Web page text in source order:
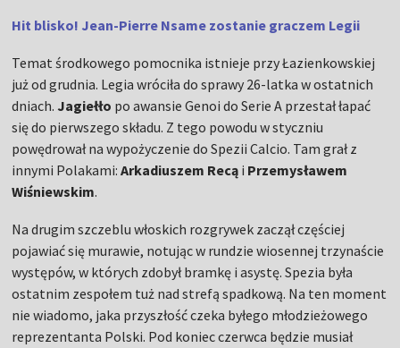
Hit blisko! Jean-Pierre Nsame zostanie graczem Legii
Temat środkowego pomocnika istnieje przy Łazienkowskiej
już od grudnia. Legia wróciła do sprawy 26-latka w ostatnich
dniach. Jagiełło po awansie Genoi do Serie A przestał łapać
się do pierwszego składu. Z tego powodu w styczniu
powędrował na wypożyczenie do Spezii Calcio. Tam grał z
innymi Polakami: Arkadiuszem Recą i Przemysławem
Wiśniewskim.
Na drugim szczeblu włoskich rozgrywek zaczął częściej
pojawiać się murawie, notując w rundzie wiosennej trzynaście
występów, w których zdobył bramkę i asystę. Spezia była
ostatnim zespołem tuż nad strefą spadkową. Na ten moment
nie wiadomo, jaka przyszłość czeka byłego młodzieżowego
reprezentanta Polski. Pod koniec czerwca będzie musiał